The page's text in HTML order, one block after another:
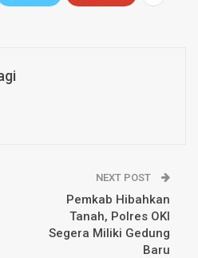
NEXT POST
Pemkab Hibahkan
Tanah, Polres OKI
Segera Miliki Gedung
Baru